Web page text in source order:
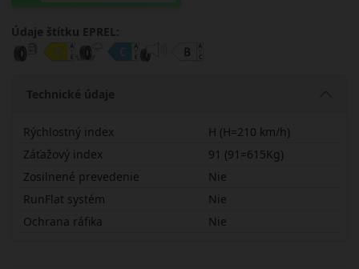
Údaje štítku EPREL:
Technické údaje
Rýchlostný index
H (H=210 km/h)
Záťažový index
91 (91=615Kg)
Zosilnené prevedenie
Nie
RunFlat systém
Nie
Ochrana ráfika
Nie